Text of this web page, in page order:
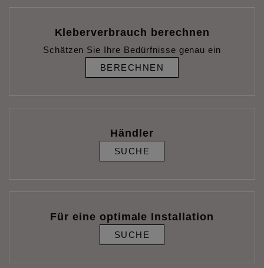
Kleberverbrauch berechnen
Schätzen Sie Ihre Bedürfnisse genau ein
BERECHNEN
Händler
SUCHE
Für eine optimale Installation
SUCHE